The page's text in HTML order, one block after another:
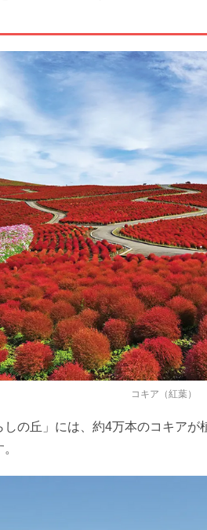
コキア（紅葉）
しの丘」には、約4万本のコキア